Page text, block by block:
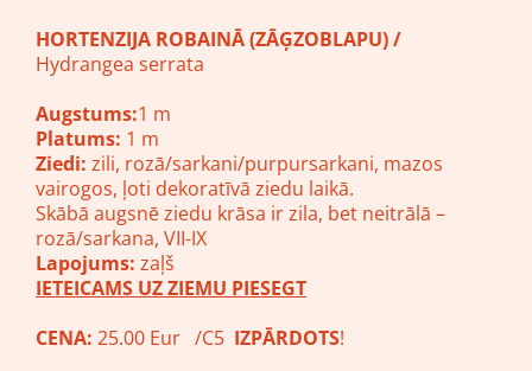
HORTENZIJA ROBAINĀ (ZĀĢZOBLAPU) /
Hydrangea serrata
Augstums:1 m
Platums: 1 m
Ziedi: zili, rozā/sarkani/purpursarkani, mazos
vairogos, ļoti dekoratīvā ziedu laikā.
Skābā augsnē ziedu krāsa ir zila, bet neitrālā –
rozā/sarkana, VII-IX
Lapojums: zaļš
IETEICAMS UZ ZIEMU PIESEGT
CENA: 25.00 Eur /C5 IZPĀRDOTS!